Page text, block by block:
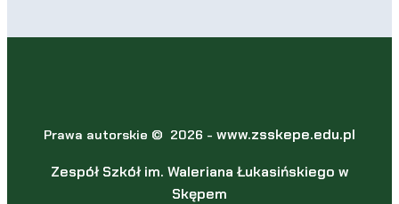
Prawa autorskie © 2026 - www.zsskepe.edu.pl
Zespół Szkół im. Waleriana Łukasińskiego w
Skępem